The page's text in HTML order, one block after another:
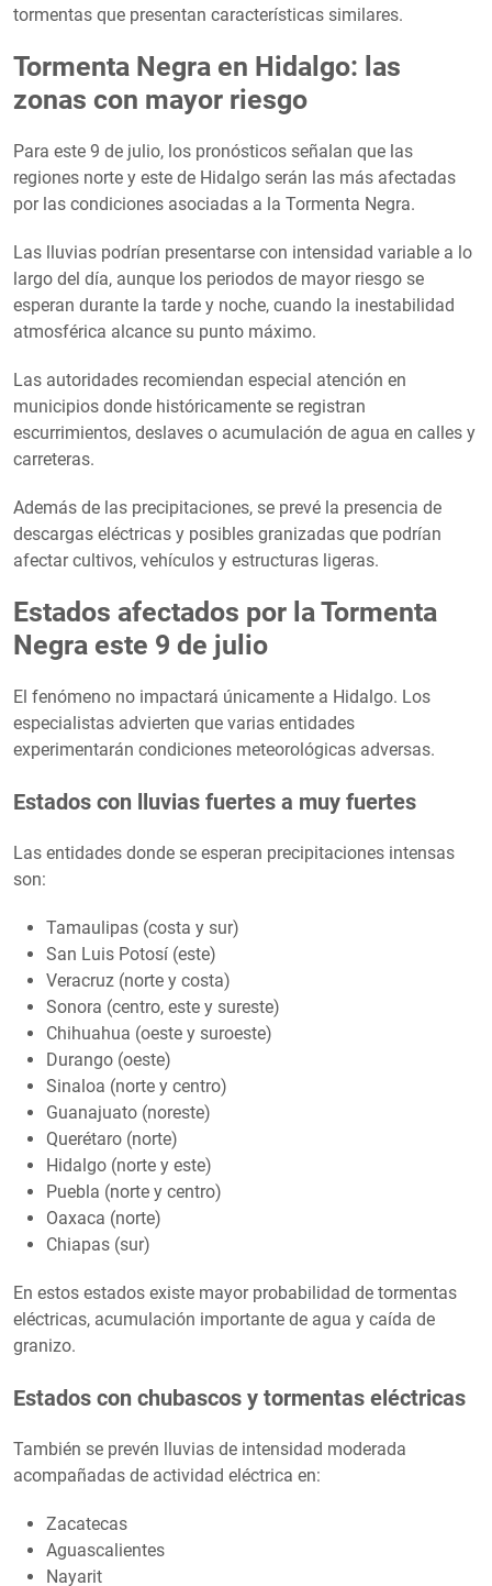
tormentas que presentan características similares.
Tormenta Negra en Hidalgo: las
zonas con mayor riesgo
Para este 9 de julio, los pronósticos señalan que las
regiones norte y este de Hidalgo serán las más afectadas
por las condiciones asociadas a la Tormenta Negra.
Las lluvias podrían presentarse con intensidad variable a lo
largo del día, aunque los periodos de mayor riesgo se
esperan durante la tarde y noche, cuando la inestabilidad
atmosférica alcance su punto máximo.
Las autoridades recomiendan especial atención en
municipios donde históricamente se registran
escurrimientos, deslaves o acumulación de agua en calles y
carreteras.
Además de las precipitaciones, se prevé la presencia de
descargas eléctricas y posibles granizadas que podrían
afectar cultivos, vehículos y estructuras ligeras.
Estados afectados por la Tormenta
Negra este 9 de julio
El fenómeno no impactará únicamente a Hidalgo. Los
especialistas advierten que varias entidades
experimentarán condiciones meteorológicas adversas.
Estados con lluvias fuertes a muy fuertes
Las entidades donde se esperan precipitaciones intensas
son:
Tamaulipas (costa y sur)
San Luis Potosí (este)
Veracruz (norte y costa)
Sonora (centro, este y sureste)
Chihuahua (oeste y suroeste)
Durango (oeste)
Sinaloa (norte y centro)
Guanajuato (noreste)
Querétaro (norte)
Hidalgo (norte y este)
Puebla (norte y centro)
Oaxaca (norte)
Chiapas (sur)
En estos estados existe mayor probabilidad de tormentas
eléctricas, acumulación importante de agua y caída de
granizo.
Estados con chubascos y tormentas eléctricas
También se prevén lluvias de intensidad moderada
acompañadas de actividad eléctrica en:
Zacatecas
Aguascalientes
Nayarit